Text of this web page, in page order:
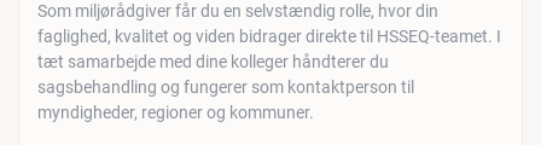
Som miljørådgiver får du en selvstændig rolle, hvor din
faglighed, kvalitet og viden bidrager direkte til HSSEQ-teamet. I
tæt samarbejde med dine kolleger håndterer du
sagsbehandling og fungerer som kontaktperson til
myndigheder, regioner og kommuner.